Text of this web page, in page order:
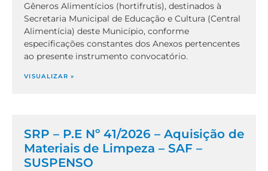
Gêneros Alimentícios (hortifrutis), destinados à
Secretaria Municipal de Educação e Cultura (Central
Alimentícia) deste Município, conforme
especificações constantes dos Anexos pertencentes
ao presente instrumento convocatório.
VISUALIZAR »
SRP – P.E Nº 41/2026 – Aquisição de
Materiais de Limpeza – SAF –
SUSPENSO